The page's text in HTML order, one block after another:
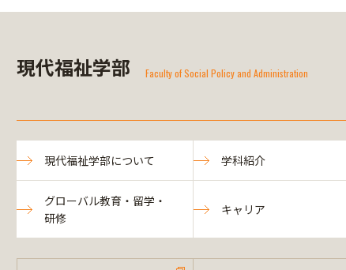
現代福祉学部 Faculty of Social Policy and Administration
現代福祉学部について 学科紹介
グローバル教育・留学・
研修
キャリア